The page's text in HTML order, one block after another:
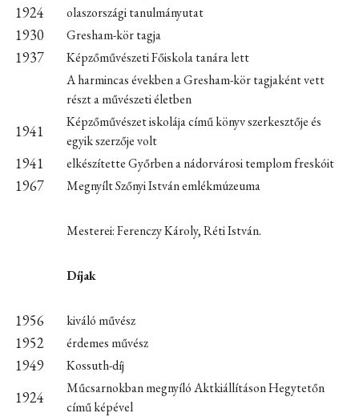
1924 olaszországi tanulmányutat
1930 Gresham-kör tagja
1937
Képzőművészeti Főiskola tanára lett
A harmincas években a Gresham-kör tagjaként vett
részt a művészeti életben
1941
Képzőművészet iskolája című könyv szerkesztője és
egyik szerzője volt
1941 elkészítette Győrben a nádorvárosi templom freskóit
1967 Megnyílt Szőnyi István emlékmúzeuma
Mesterei: Ferenczy Károly, Réti István.
Díjak
1956 kiváló művész
1952 érdemes művész
1949 Kossuth-díj
1924
Műcsarnokban megnyíló Aktkiállításon Hegytetőn
című képével